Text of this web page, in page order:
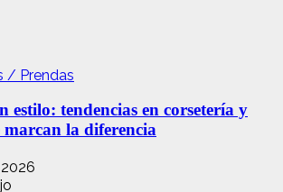
/ Prendas
estilo: tendencias en corsetería y
marcan la diferencia